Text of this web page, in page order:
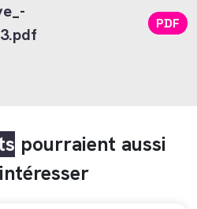
PDF
pourraient aussi